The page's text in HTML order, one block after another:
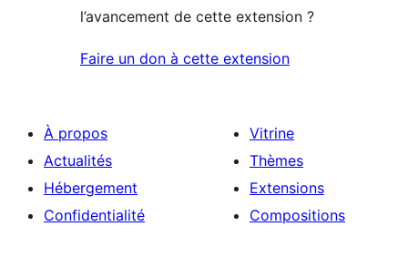
l’avancement de cette extension ?
Faire un don à cette extension
À propos
Actualités
Hébergement
Confidentialité
Vitrine
Thèmes
Extensions
Compositions